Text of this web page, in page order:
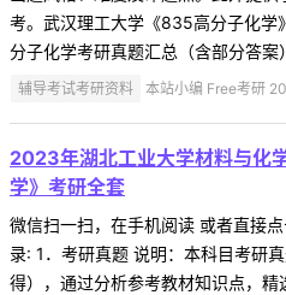
考。武汉理工大学《835高分子化学
分子化学考研真题汇总（含部分答案
辅导考试考研资料 本站小编 Free考研
2023年湖北工业大学材料与化
学》考研全套
微信扫一扫，在手机阅读 或者直接
录: 1．考研真题 说明：本科目考研
得），通过分析参考教材知识点，